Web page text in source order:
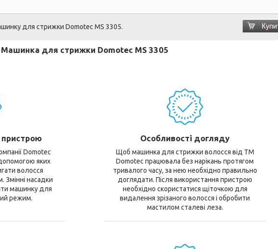
для стрижки Domotec MS 3305.
Машинка для стрижки Domotec MS 3305
пристрою
Domotec
яких
волосся
Змінні насадки
машинку для
режим.
Особливості догляду
Щоб машинка для стрижки волосся від ТМ
Domotec працювала без нарікань протягом
тривалого часу, за нею необхідно правильно
доглядати. Після використання пристрою
необхідно скористатися щіточкою для
видалення зрізаного волосся і обробити
мастилом сталеві леза.